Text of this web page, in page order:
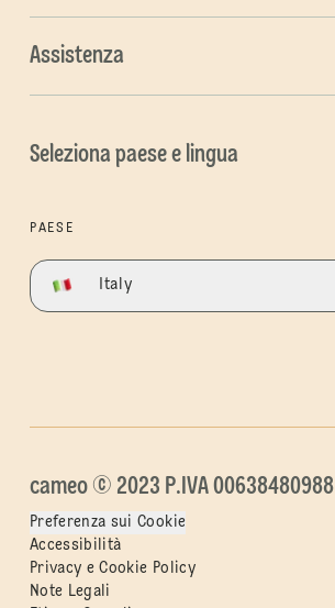
Assistenza
Seleziona paese e lingua
PAESE
Italy
cameo © 2023 P.IVA 00638480988
Preferenza sui Cookie
Accessibilità
Privacy e Cookie Policy
Note Legali